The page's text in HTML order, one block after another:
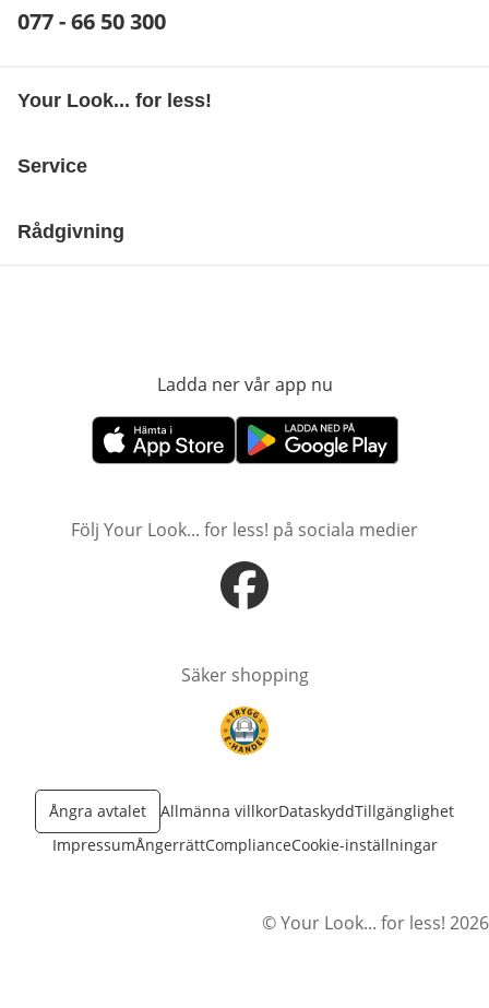
Telefonnummer:
077 - 66 50 300
Your Look... for less!
Service
Rådgivning
Ladda ner vår app nu
öppnas i nytt fönsteröppnas i nytt fönster
Följ Your Look... for less! på sociala medier
öppnas i nytt fönster
Säker shopping
öppnas i nytt fönster
Ångra avtalet Allmänna villkorDataskyddTillgänglighet
ImpressumÅngerrättComplianceCookie-inställningar
© Your Look... for less! 2026